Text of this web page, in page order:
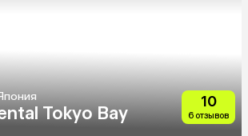
Tokyo Bay
10
6 отзывов